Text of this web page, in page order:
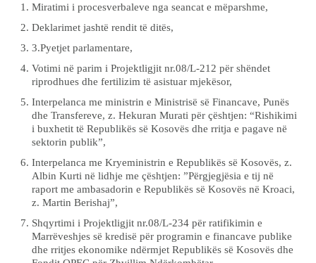
Miratimi i procesverbaleve nga seancat e mëparshme,
Deklarimet jashtë rendit të ditës,
3.Pyetjet parlamentare,
Votimi në parim i Projektligjit nr.08/L-212 për shëndet
riprodhues dhe fertilizim të asistuar mjekësor,
Interpelanca me ministrin e Ministrisë së Financave, Punës
dhe Transfereve, z. Hekuran Murati për çështjen: “Rishikimi
i buxhetit të Republikës së Kosovës dhe rritja e pagave në
sektorin publik”,
Interpelanca me Kryeministrin e Republikës së Kosovës, z.
Albin Kurti në lidhje me çështjen: ”Përgjegjësia e tij në
raport me ambasadorin e Republikës së Kosovës në Kroaci,
z. Martin Berishaj”,
Shqyrtimi i Projektligjit nr.08/L-234 për ratifikimin e
Marrëveshjes së kredisë për programin e financave publike
dhe rritjes ekonomike ndërmjet Republikës së Kosovës dhe